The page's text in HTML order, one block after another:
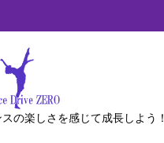
スの楽しさを感じて成長しよう！